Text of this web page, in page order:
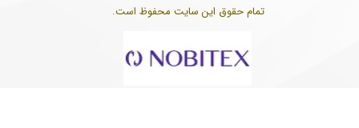
تمام حقوق این سایت محفوظ است.